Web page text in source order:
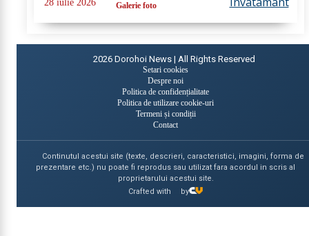
a lungul timpului. „Ne...
28 iulie 2026 Galerie foto
2026 Dorohoi News | All Rights Reserved
Setari cookies
Despre noi
Politica de confidențialitate
Politica de utilizare cookie-uri
Termeni și condiții
Contact
Continutul acestui site (texte, descrieri, caracteristici, imagini, forma de
prezentare etc.) nu poate fi reprodus sau utilizat fara acordul in scris al
proprietarului acestui site.
Crafted with
by